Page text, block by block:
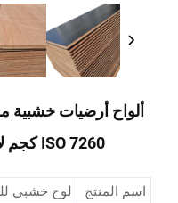
ألواح أرضيات خشبية
ISO 7260 كجم لأجزاء الحاويات المنزلية
اسم المنتج لوح خشبي